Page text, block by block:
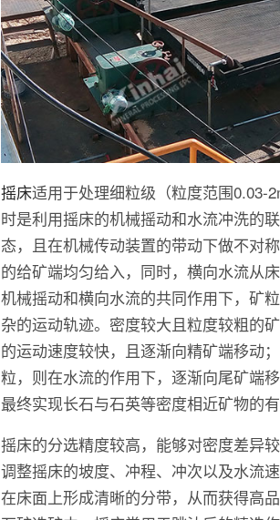
摇床适用于处理细粒级（粒度范围0.03-
时是利用摇床的机械摇动和水流冲洗的
态，且在机械传动装置的带动下做不对
的给矿端均匀给入，同时，横向水流从
机械摇动和横向水流的共同作用下，矿
杂的运动轨迹。密度较大且粒度较粗的
的运动速度较快，且逐渐向精矿端移动
粒，则在水流的作用下，逐渐向尾矿端
最终实现长石与石英等密度相近矿物的有
摇床的分选精度较高，能够对密度差异
调整摇床的坡度、冲程、冲次以及水流
在床面上形成清晰的分带，从而获得高